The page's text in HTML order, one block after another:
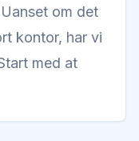
om det
kontor, har vi
med at